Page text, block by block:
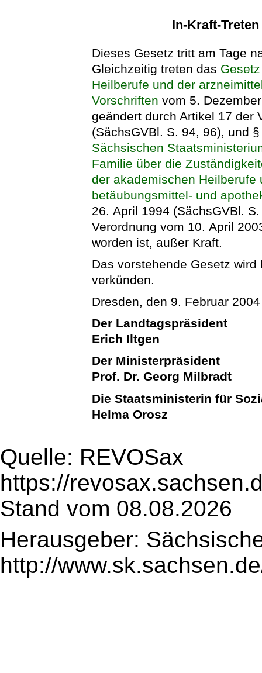
In-Kraft-
Dieses Gesetz tritt am Tage
Gleichzeitig treten das
Heilberufe und der
Vorschriften vom 5.
geändert durch Artikel 17 der
(SächsGVBl. S. 94, 96), und
Sächsischen
Familie über die
der akademischen Heilberufe
betäubungsmittel- und
26. April 1994 (SächsGVBl.
Verordnung vom 10. April
worden ist, außer Kraft.
Das vorstehende Gesetz
verkünden.
Dresden, den 9. Februar 2004
Der Landtagspräsident
Erich Iltgen
Der Ministerpräsident
Prof. Dr. Georg Milbradt
Die Staatsministerin für
Helma Orosz
Quelle: REVOSax
https://
Stand vom 08.08.2026
Herausgeber:
http://